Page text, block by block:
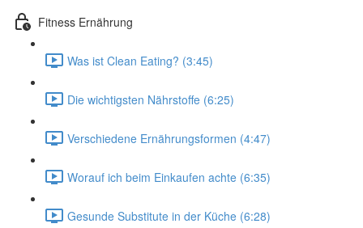
Fitness Ernährung
Was ist Clean Eating? (3:45)
Die wichtigsten Nährstoffe (6:25)
Verschiedene Ernährungsformen (4:47)
Worauf ich beim Einkaufen achte (6:35)
Gesunde Substitute in der Küche (6:28)